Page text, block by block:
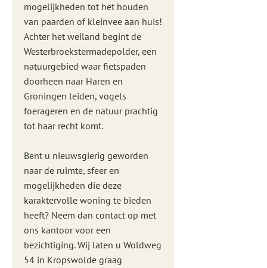
mogelijkheden tot het houden
van paarden of kleinvee aan huis!
Achter het weiland begint de
Westerbroekstermadepolder, een
natuurgebied waar fietspaden
doorheen naar Haren en
Groningen leiden, vogels
foerageren en de natuur prachtig
tot haar recht komt.
Bent u nieuwsgierig geworden
naar de ruimte, sfeer en
mogelijkheden die deze
karaktervolle woning te bieden
heeft? Neem dan contact op met
ons kantoor voor een
bezichtiging. Wij laten u Woldweg
54 in Kropswolde graag